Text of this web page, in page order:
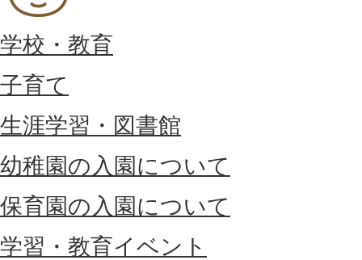
学校・教育
子育て
生涯学習・図書館
幼稚園の入園について
保育園の入園について
学習・教育イベント